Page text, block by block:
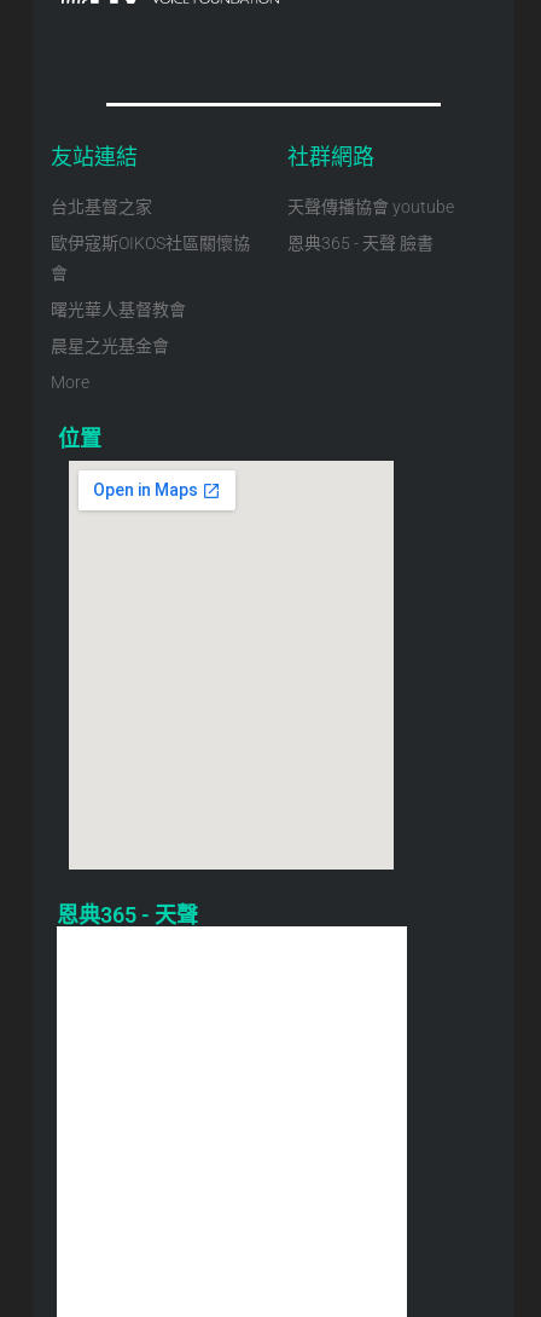
友站連結
台北基督之家
歐伊寇斯OIKOS社區關懷協
會
曙光華人基督教會
晨星之光基金會
More
社群網路
天聲傳播協會 youtube
恩典365 - 天聲 臉書
位置
恩典365 - 天聲